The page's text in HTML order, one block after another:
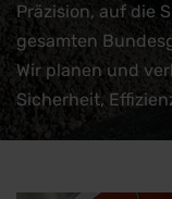
Präzision, auf die
gesamten
Wir planen und
Sicherheit,